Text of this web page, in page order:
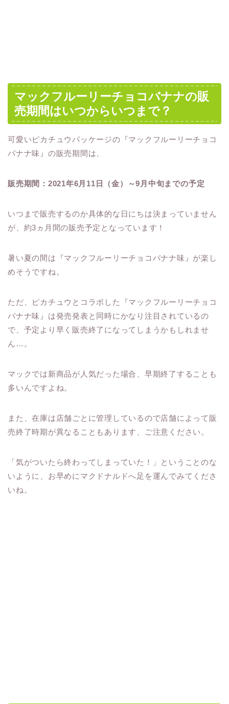
マックフルーリーチョコバナナの販
売期間はいつからいつまで？
可愛いピカチュウパッケージの『マックフルーリーチョコ
バナナ味』の販売期間は、
販売期間：2021年6月11日（金）～9月中旬までの予定
いつまで販売するのか具体的な日にちは決まっていません
が、約3ヵ月間の販売予定となっています！
暑い夏の間は『マックフルーリーチョコバナナ味』が楽し
めそうですね。
ただ、ピカチュウとコラボした『マックフルーリーチョコ
バナナ味』は発売発表と同時にかなり注目されているの
で、予定より早く販売終了になってしまうかもしれませ
ん…。
マックでは新商品が人気だった場合、早期終了することも
多いんですよね。
また、在庫は店舗ごとに管理しているので店舗によって販
売終了時期が異なることもあります、ご注意ください。
「気がついたら終わってしまっていた！」ということのな
いように、お早めにマクドナルドへ足を運んでみてくださ
いね。